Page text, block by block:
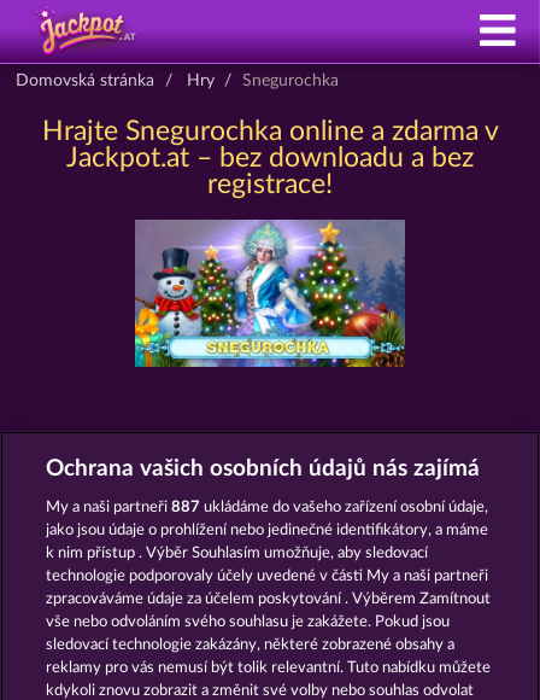
Domovská stránka Hry Snegurochka
Hrajte Snegurochka online a zdarma v
Jackpot.at – bez downloadu a bez
registrace!
AUTOMATY JAKO SNEGUROCHKA
HALLOW REELS BEER PARTY
Ochrana vašich osobních údajů nás zajímá
My a naši partneři887 ukládáme do vašeho zařízení osobní údaje,
jako jsou údaje o prohlížení nebo jedinečné identifikátory, a máme
k nim přístup . Výběr Souhlasím umožňuje, aby sledovací
technologie podporovaly účely uvedené v části My a naši partneři
zpracováváme údaje za účelem poskytování . Výběrem Zamítnout
vše nebo odvoláním svého souhlasu je zakážete. Pokud jsou
sledovací technologie zakázány, některé zobrazené obsahy a
reklamy pro vás nemusí být tolik relevantní. Tuto nabídku můžete
kdykoli znovu zobrazit a změnit své volby nebo souhlas odvolat